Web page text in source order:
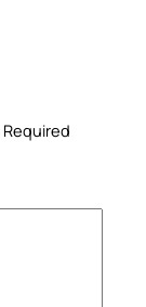
Required